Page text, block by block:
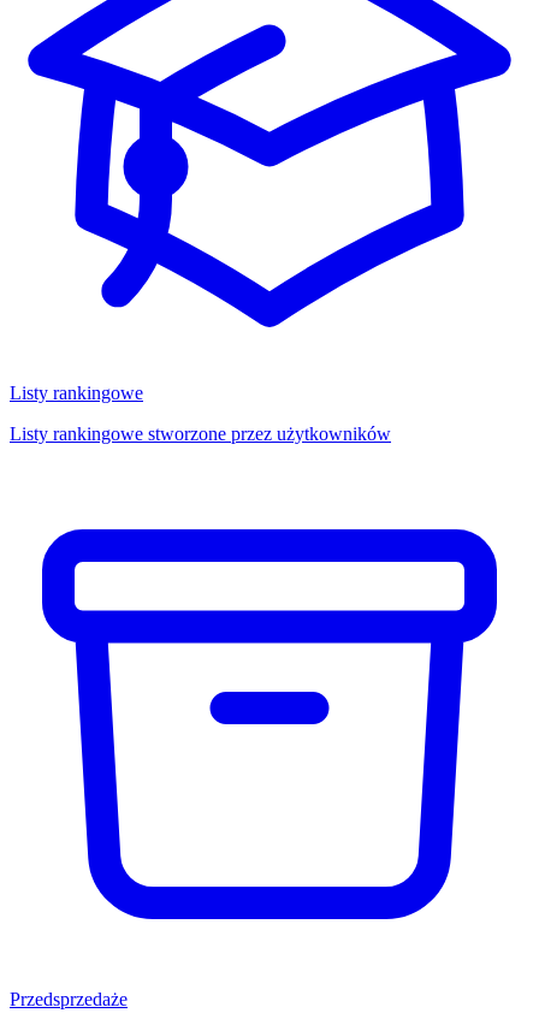
Listy rankingowe
Listy rankingowe stworzone przez użytkowników
Przedsprzedaże